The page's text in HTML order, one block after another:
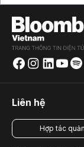
Liên hệ
Hợp tác